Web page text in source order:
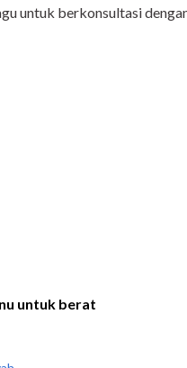
untuk berkonsultasi